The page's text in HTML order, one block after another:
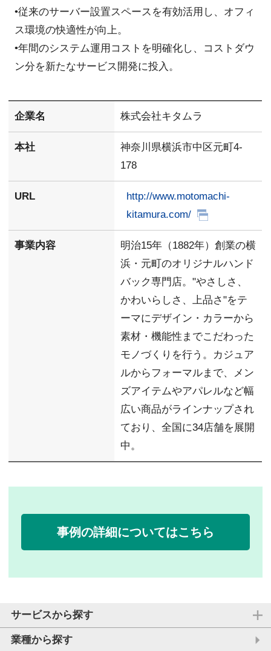
•従来のサーバー設置スペースを有効活用し、オフィ
ス環境の快適性が向上。
•年間のシステム運用コストを明確化し、コストダウ
ン分を新たなサービス開発に投入。
企業名 株式会社キタムラ
本社
神奈川県横浜市中区元町4-
178
URL
http://www.motomachi-
kitamura.com/
事業内容
明治15年（1882年）創業の横
浜・元町のオリジナルハンド
バック専門店。"やさしさ、
かわいらしさ、上品さ"をテ
ーマにデザイン・カラーから
素材・機能性までこだわった
モノづくりを行う。カジュア
ルからフォーマルまで、メン
ズアイテムやアパレルなど幅
広い商品がラインナップされ
ており、全国に34店舗を展開
中。
事例の詳細についてはこちら
サービスから探す
業種から探す